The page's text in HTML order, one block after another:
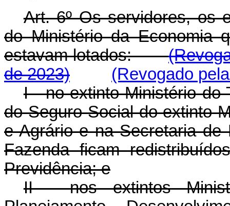
Art. 6º Os servidores, os
do Ministério da Economia
estavam lotados:
de 2023)
(Revogado
I - no extinto Ministério do
do Seguro Social do extinto
e Agrário e na Secretaria de
Fazenda ficam
Previdência; e
II - nos extintos